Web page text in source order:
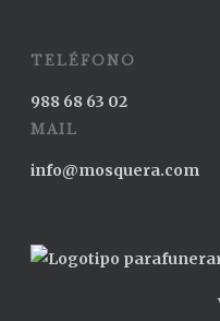
TELÉFONO
988 68 63 02
MAIL
info@mosquera.com